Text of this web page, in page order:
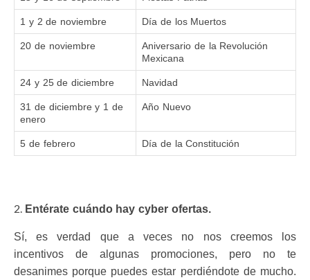
1 y 2 de noviembre Día de los Muertos
20 de noviembre
Aniversario de la Revolución
Mexicana
24 y 25 de diciembre Navidad
31 de diciembre y 1 de
enero
Año Nuevo
5 de febrero Día de la Constitución
Entérate cuándo hay cyber ofertas.
Sí, es verdad que a veces no nos creemos los
incentivos de algunas promociones, pero no te
desanimes porque puedes estar perdiéndote de mucho.